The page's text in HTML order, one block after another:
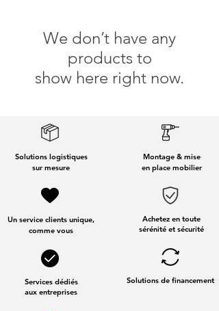
We don’t have any
products to
show here right now.
Solutions logistiques
sur mesure
Un service clients unique,
comme vous
Services dédiés
aux entreprises
Montage & mise
en place mobilier
Achetez en toute
sérénité et sécurité
Solutions de financement